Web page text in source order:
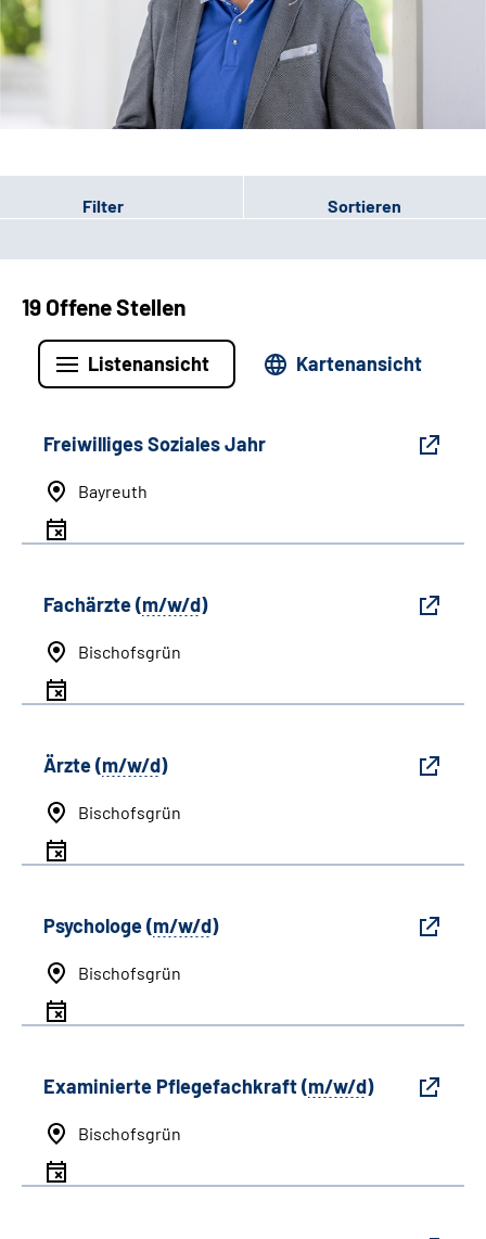
Filter Sortieren
19 Offene Stellen
Listenansicht Kartenansicht
Freiwilliges Soziales Jahr
Bayreuth
Fachärzte (m/w/d)
Bischofsgrün
Ärzte (m/w/d)
Bischofsgrün
Psychologe (m/w/d)
Bischofsgrün
Examinierte Pflegefachkraft (m/w/d)
Bischofsgrün